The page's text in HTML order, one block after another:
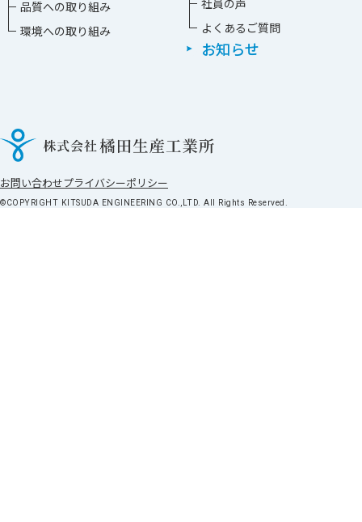
品質への取り組み
環境への取り組み
よくあるご質問
お知らせ
©COPYRIGHT KITSUDA ENGINEERING CO.,LTD. All Rights Reserved.
お問い合わせプライバシーポリシー